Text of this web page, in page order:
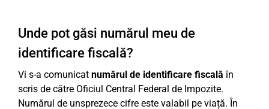
Unde pot găsi numărul meu de
identificare fiscală?
Vi s-a comunicat numărul de identificare fiscală în
scris de către Oficiul Central Federal de Impozite.
Numărul de unsprezece cifre este valabil pe viață. În